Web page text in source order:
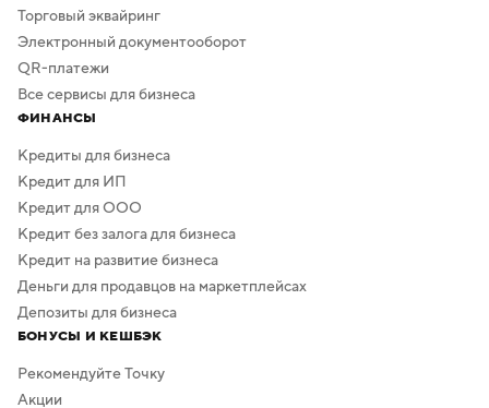
Торговый эквайринг
Электронный документооборот
QR-платежи
Все сервисы для бизнеса
ФИНАНСЫ
Кредиты для бизнеса
Кредит для ИП
Кредит для ООО
Кредит без залога для бизнеса
Кредит на развитие бизнеса
Деньги для продавцов на маркетплейсах
Депозиты для бизнеса
БОНУСЫ И КЕШБЭК
Рекомендуйте Точку
Акции